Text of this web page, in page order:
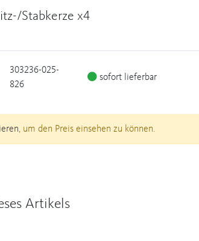
Stabkerze x4
303236-025-
826
sofort lieferbar
, um den Preis einsehen zu können.
Artikels